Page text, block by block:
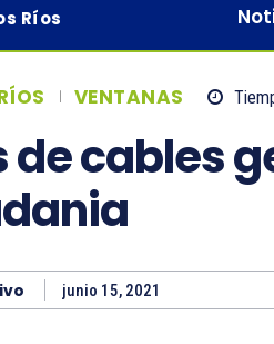
Ríos
VENTANAS
de cables
junio 15, 2021